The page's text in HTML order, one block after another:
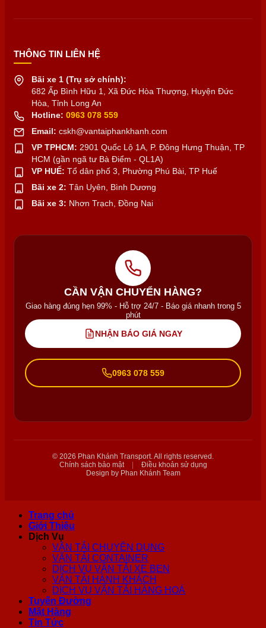
THÔNG TIN LIÊN HỆ
Bãi xe 1 (Trụ sở chính):
682 Ấp Bình Hữu 1, Xã Đức Hòa Thượng, Huyện Đức
Hòa, Tỉnh Long An
Hotline: 0963 078 559
Email: cskh@vantaiphankhanh.com
VP TPHCM: 2901 Quốc Lộ 1A, P. Đông Hưng Thuận, TP
HCM (gần ngã tư Bà Điểm - QL1A)
VP HUẾ: Tổ dân phố 3, Phường Phú Bài, TP Huế
Bãi xe 2: Tân Uyên, Bình Dương
Bãi xe 3: Nhơn Trạch, Đồng Nai
CẦN VẬN CHUYỂN HÀNG?
Giao hàng đúng hẹn 99% - Hỗ trợ 24/7 - Báo giá nhanh trong 5
phút
NHẬN BÁO GIÁ NGAY
0963 078 559
© 2026 Phan Khánh Transport. All rights reserved.
Chính sách bảo mật
|
Điều khoản sử dụng
Design by Phan Khánh Team
Trang chủ
Giới Thiệu
Dịch Vụ
VẬN TẢI CHUYÊN DỤNG
VẬN TẢI CONTAINER
DỊCH VỤ VẬN TẢI XE BEN
VẬN TẢI HÀNH KHÁCH
DỊCH VỤ VẬN TẢI HÀNG HOÁ
Tuyến Đường
Mặt Hàng
Tin Tức